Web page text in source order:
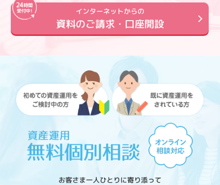
インターネットからの
資料のご請求・口座開設
お客さま一人ひとりに寄り添って